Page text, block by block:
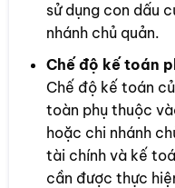
sử dụng con dấu
nhánh chủ quản.
Chế độ kế toán
Chế độ kế toán
toàn phụ thuộc
hoặc chi nhánh
tài chính và kế
cần được thực